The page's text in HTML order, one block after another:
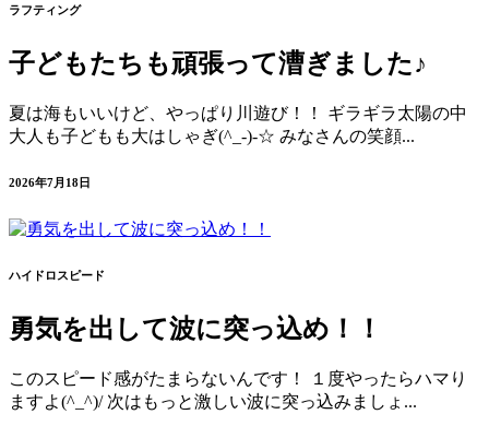
ラフティング
子どもたちも頑張って漕ぎました♪
夏は海もいいけど、やっぱり川遊び！！ ギラギラ太陽の中
大人も子どもも大はしゃぎ(^_-)-☆ みなさんの笑顔...
2026年7月18日
ハイドロスピード
勇気を出して波に突っ込め！！
このスピード感がたまらないんです！ １度やったらハマり
ますよ(^_^)/ 次はもっと激しい波に突っ込みましょ...